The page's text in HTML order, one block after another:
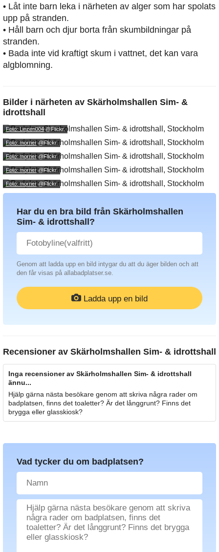
• Låt inte barn leka i närheten av alger som har spolats
upp på stranden.
• Håll barn och djur borta från skumbildningar på
stranden.
• Bada inte vid kraftigt skum i vattnet, det kan vara
algblomning.
Bilder i närheten av Skärholmshallen Sim- &
idrottshall
Foto: Linzen004@Flickr.
Foto: morner@Flickr.
Foto: morner@Flickr.
Foto: morner@Flickr.
Foto: morner@Flickr.
Har du en bra bild från Skärholmshallen
Sim- & idrottshall?
Genom att ladda upp en bild intygar du att du äger bilden och att
den får visas på allabadplatser.se.
Ladda upp en bild
Recensioner av Skärholmshallen Sim- & idrottshall
Inga recensioner av Skärholmshallen Sim- & idrottshall
ännu...
Hjälp gärna nästa besökare genom att skriva några rader om
badplatsen, finns det toaletter? Är det långgrunt? Finns det
brygga eller glasskiosk?
Vad tycker du om badplatsen?